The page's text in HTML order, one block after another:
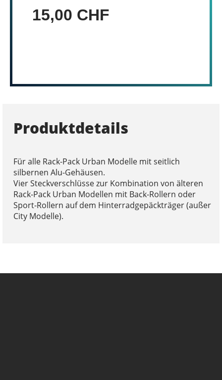
15,00 CHF
Produktdetails
Für alle Rack-Pack Urban Modelle mit seitlich
silbernen Alu-Gehäusen.
Vier Steckverschlüsse zur Kombination von älteren
Rack-Pack Urban Modellen mit Back-Rollern oder
Sport-Rollern auf dem Hinterradgepäckträger (außer
City Modelle).